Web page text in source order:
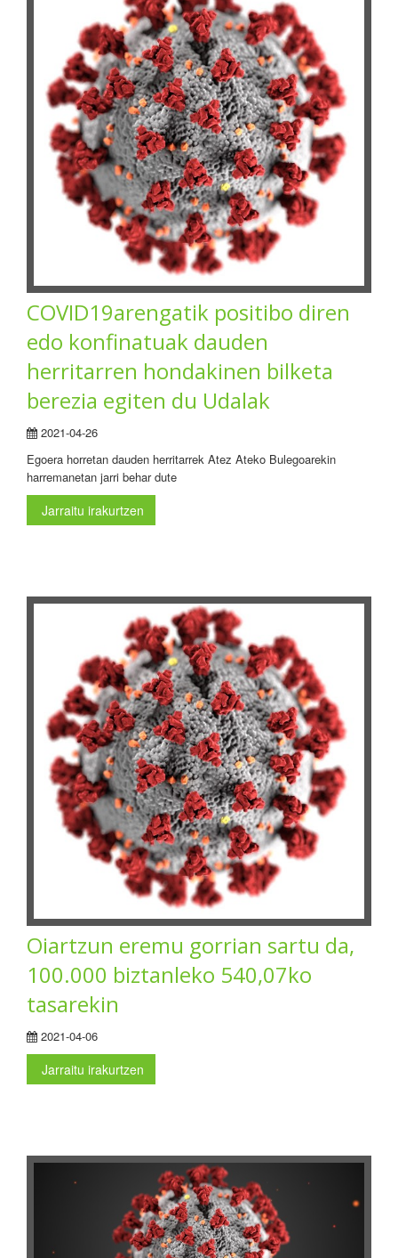
COVID19arengatik positibo diren
edo konfinatuak dauden
herritarren hondakinen bilketa
berezia egiten du Udalak
2021-04-26
Egoera horretan dauden herritarrek Atez Ateko Bulegoarekin
harremanetan jarri behar dute
Jarraitu irakurtzen
Oiartzun eremu gorrian sartu da,
100.000 biztanleko 540,07ko
tasarekin
2021-04-06
Jarraitu irakurtzen